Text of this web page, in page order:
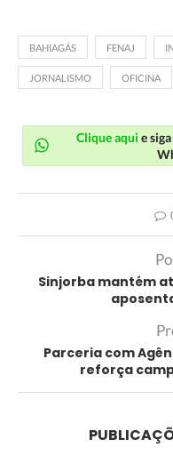
BAHIAGÁS FENAJ
JORNALISMO OFICINA
Clique aqui e
Sinjorba mantém
Parceria com
reforça